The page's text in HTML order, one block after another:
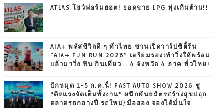
ATLAS โชว์ฟอร์มฮอต! ยอดขาย LPG พุ่งเกินต้าน!!
AIA+ พลัสชีวิตดี ๆ ทั่วไทย ชวนเปิดวาร์ปซิตี้รัน
“AIA+ FUN RUN 2026” เตรียมรองเท้าวิ่งให้พร้อม
แล้วมาวิ่ง ฟิน กินเที่ยว... 4 จังหวัด 4 ภาค ทั่วไทย!
ปักหมุด 1-5 ก.ค.นี้! FAST AUTO SHOW 2026 ชู
“ดีลแรงจัดเต็มทั้งงาน” ผนึกพันธมิตรสร้างสุขปลุก
ตลาดรถกลางปี รถใหม่/มือสอง จองได้มั่นใจ